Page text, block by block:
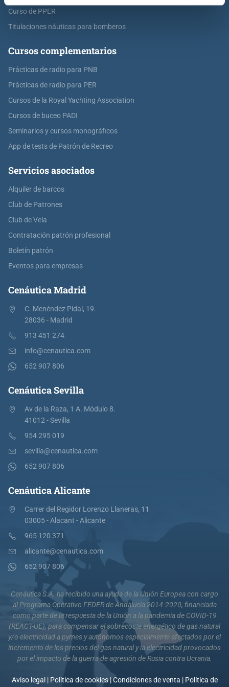
Curso de PPER
Titulaciones náuticas para bomberos
Cursos complementarios
Prácticas de radio para PNB
Prácticas de radio para PER
Cursos de la Royal Yachting Association
Cursos de buceo PADI
Seminarios y cursos monográficos
App de tests de Patrón de Recreo
Servicios asociados
Alquiler de barcos
Club de Patrones
Club de Vela
Contratación patrón profesional
Boletín patrón
Eventos para empresas
Cenáutica Madrid
C. Menéndez Pidal, 19.
28036 - Madrid
913 451 274
info@cenautica.com
652 907 806
Cenáutica Sevilla
Av de la Raza, 1 A. Módulo 8.
41012 - Sevilla
954 295 019
sevilla@cenautica.com
652 907 806
Cenáutica Alicante
Carrer del Regidor Lorenzo Llaneras, 11
03005 - Alacant - Alicante
965 120 371
alicante@cenautica.com
652 907 806
Cenáutica S.A. ha recibido una ayuda de la Unión Europea con cargo
al Programa Operativo FEDER de Andalucía 2014-2020, financiada
como parte de la respuesta de la Unión a la pandemia de COVID-19
(REACT-UE), para compensar el sobrecoste energético de gas natural
y/o electricidad a pymes y autónomos especialmente afectados por el
incremento de los precios del gas natural y la electricidad provocados
por el impacto de la guerra de agresión de Rusia contra Ucrania.
Aviso legal| Política de cookies|Condiciones de venta | Política de